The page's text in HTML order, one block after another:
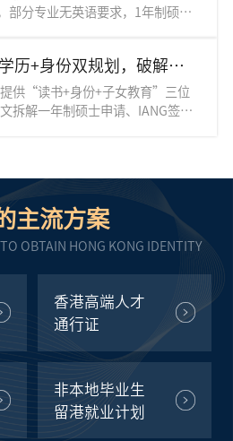
分专业无英语要求，1年制硕士
历+身份双规划，破解中
虑”
供“读书+身份+子女教育”三位
拆解一年制硕士申请、IANG签证
主流方案
OBTAIN HONG KONG IDENTITY
香港高端人才
通行证
非本地毕业生
留港就业计划